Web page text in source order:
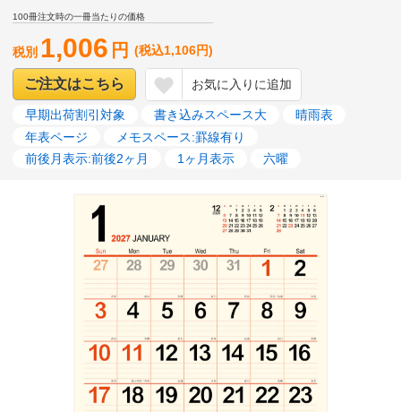
100冊注文時の一冊当たりの価格
税別 1,006 円 (税込1,106円)
ご注文はこちら お気に入りに追加
早期出荷割引対象 書き込みスペース大
晴雨表
年表ページ
メモスペース:罫線有り
前後月表示:前後2ヶ月
1ヶ月表示 六曜